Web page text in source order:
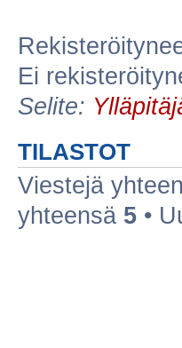
Ei
Selite:
TILASTOT
Viestejä
yhteensä 5 •